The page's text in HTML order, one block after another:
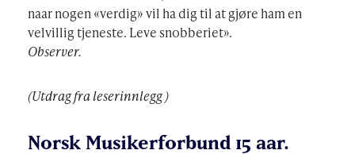
naar nogen «verdig» vil ha dig til at gjøre ham en
velvillig tjeneste. Leve snobberiet».
Observer.
(Utdrag fra leserinnlegg )
Norsk Musikerforbund 15 aar.